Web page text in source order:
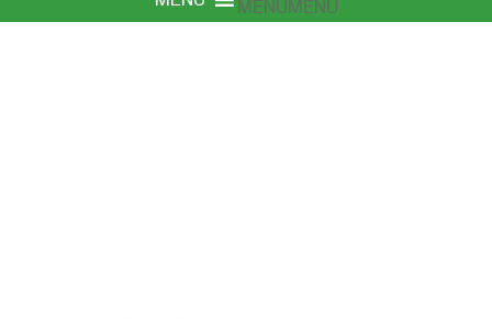
MENUMENU